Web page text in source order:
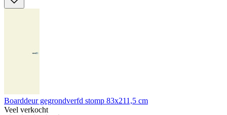
Boarddeur gegrondverfd stomp 83x211,5 cm
Veel verkocht